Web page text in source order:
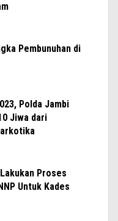
Pembunuhan di
Polda Jambi
Jiwa dari
Proses
Untuk Kades